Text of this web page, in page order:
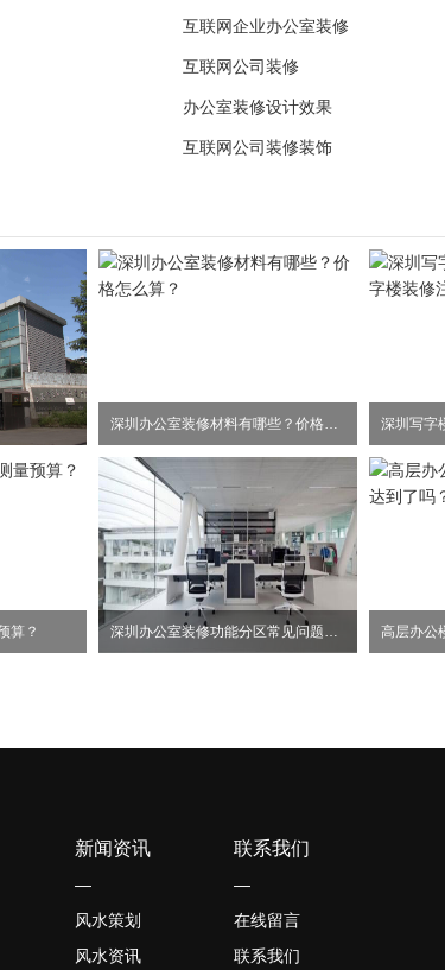
互联网企业办公室装修
互联网公司装修
办公室装修设计效果
互联网公司装修装饰
深圳办公室装修材料有哪些？价格怎么算？
算？ 深圳办公室装修功能分区常见问题事项
新闻资讯
—
风水策划
风水资讯
联系我们
—
在线留言
联系我们